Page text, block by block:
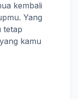
kembali
Yang
tetap
kamu